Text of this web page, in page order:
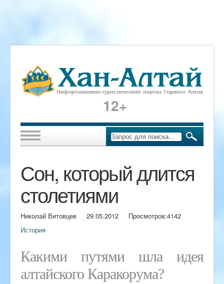
12+
Сон, который длится
столетиями
Николай Витовцев 29.05.2012 Просмотров:4142
История
Какими путями шла идея
алтайского Каракорума?